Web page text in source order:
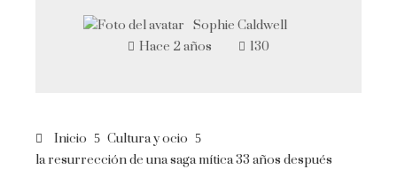
Sophie Caldwell
Hace 2 años
130
Inicio
Cultura y ocio
la resurrección de una saga mítica 33 años después